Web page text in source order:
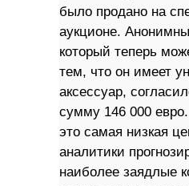
было продано на
аукционе.
который теперь
тем, что он имеет
аксессуар,
сумму 146 000
это самая низкая
аналитики
наиболее заядлые